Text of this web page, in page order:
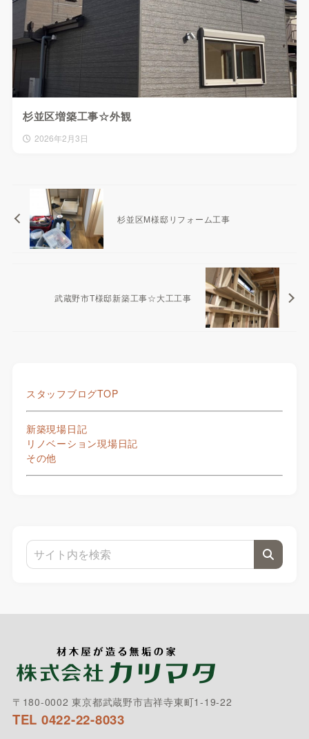
杉並区増築工事☆外観
2026年2月3日
杉並区M様邸リフォーム工事
武蔵野市T様邸新築工事☆大工工事
スタッフブログTOP
新築現場日記
リノベーション現場日記
その他
〒180-0002 東京都武蔵野市吉祥寺東町1-19-22
TEL 0422-22-8033